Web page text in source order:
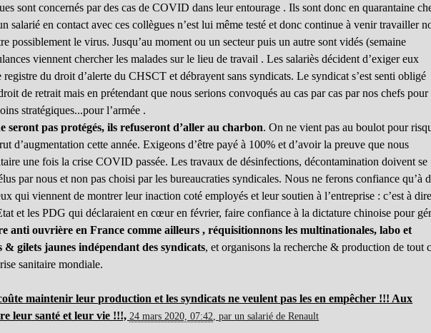
sont concernés par des cas de COVID dans leur entourage . Ils sont donc en quarantaine
salarié en contact avec ces collègues n’est lui même testé et donc continue à venir travailler
possiblement le virus. Jusqu’au moment ou un secteur puis un autre sont vidés (semaine
viennent chercher les malades sur le lieu de travail . Les salariès décident d’exiger eux
du droit d’alerte du CHSCT et débrayent sans syndicats. Le syndicat s’est senti obligé
de retrait mais en prétendant que nous serions convoqués au cas par cas par nos chefs pour
stratégiques...pour l’armée .
seront pas protégés, ils refuseront d’aller au charbon. On ne vient pas au boulot pour
d’augmentation cette année. Exigeons d’être payé à 100% et d’avoir la preuve que nous
une fois la crise COVID passée. Les travaux de désinfections, décontamination doivent se
par nous et non pas choisi par les bureaucraties syndicales. Nous ne ferons confiance qu’à
qui viennent de montrer leur inaction coté employés et leur soutien à l’entreprise : c’est à
et les PDG qui déclaraient en cœur en février, faire confiance à la dictature chinoise pour
anti ouvrière en France comme ailleurs , réquisitionnons les multinationales, labo et
& gilets jaunes indépendant des syndicats, et organisons la recherche & production de tout
sanitaire mondiale.
maintenir leur production et les syndicats ne veulent pas les en empêcher !!! Aux
leur santé et leur vie !!!, 24 mars 2020, 07:42 ,parun salarié de Renault